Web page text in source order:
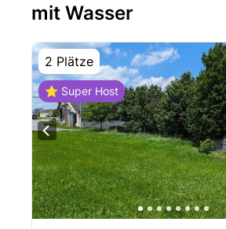
mit Wasser
2 Plätze
⭐ Super Host